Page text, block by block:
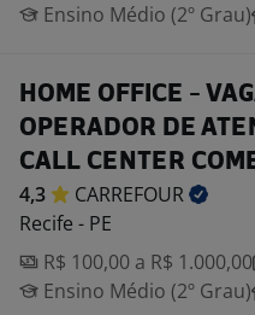
Ensino Médio (2º Grau)
HOME OFFICE -
OPERADOR DE
CALL CENTER
4,3
CARREFOUR
Recife - PE
R$ 100,00 a R$ 1.000,00
Ensino Médio (2º Grau)